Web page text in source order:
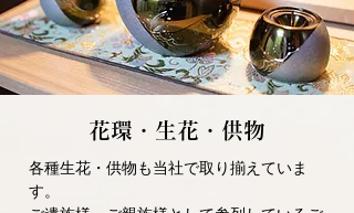
花環・生花・供物
各種生花・供物も当社で取り揃えていま
す。